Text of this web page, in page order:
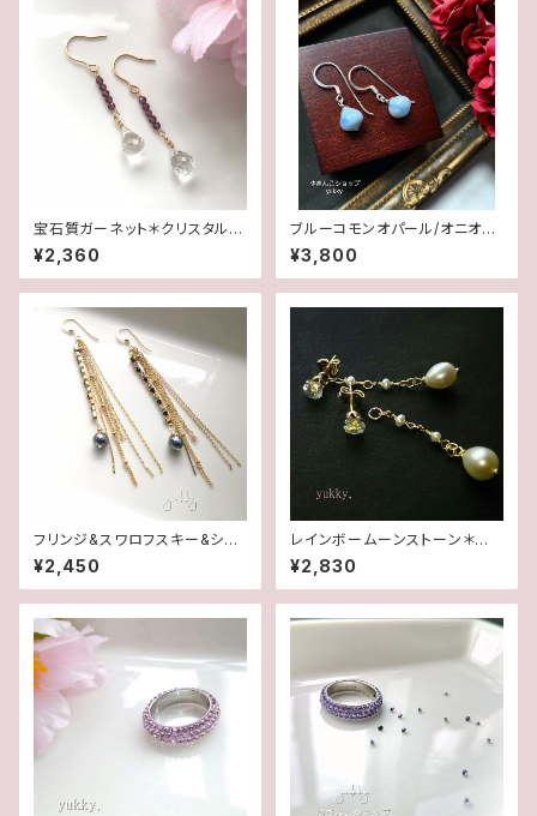
宝石質ガーネット＊クリスタルド
ロップ＊14kgfピアス/イヤリン
グ
¥2,360
ブルーコモンオパール/オニオン
カット✽Silver925ピアス/イヤ
リング★
¥3,800
フリンジ&スワロフスキー&シャ
イニーパール14kgfピアス
¥2,450
レインボームーンストーン＊淡
水2wayポストピアス14kgf
¥2,830